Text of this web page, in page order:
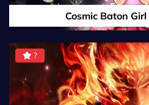
Cosmic Baton
?